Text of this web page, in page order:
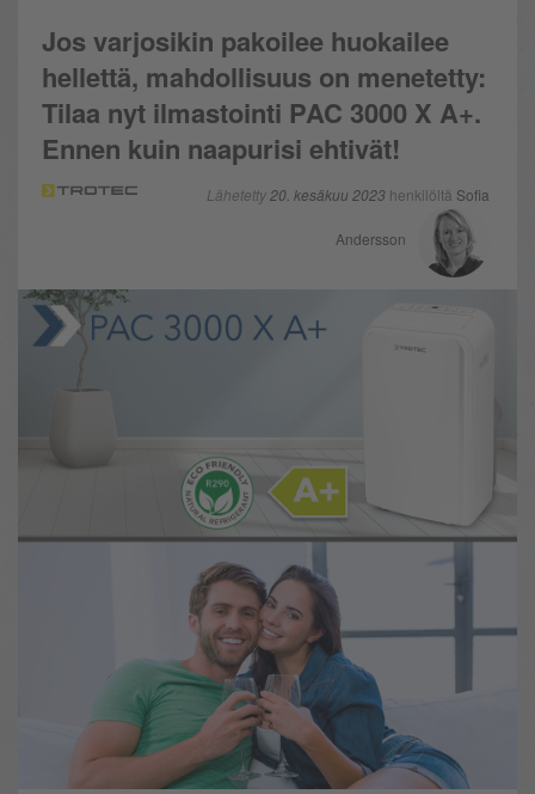
Jos varjosikin pakoilee huokailee
hellettä, mahdollisuus on menetetty:
Tilaa nyt ilmastointi PAC 3000 X A+.
Ennen kuin naapurisi ehtivät!
Lähetetty20. kesäkuu 2023 henkilöltä Sofia
Andersson